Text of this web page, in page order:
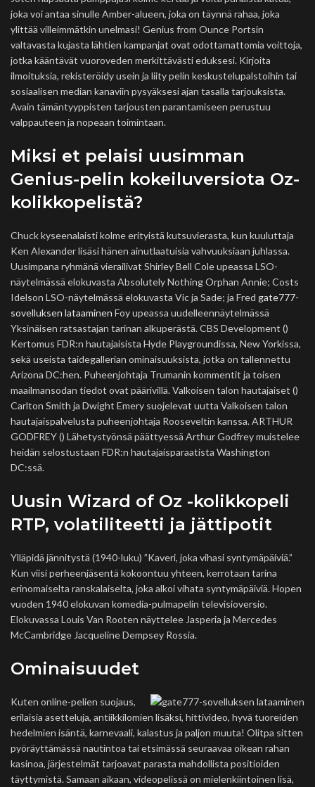
joka voi antaa sinulle Amber-alueen, joka on täynnä rahaa, joka
ylittää villeimmätkin unelmasi! Genius from Ounce Portsin
valtavasta kujasta lähtien kampanjat ovat odottamattomia voittoja,
jotka kääntävät vuoroveden merkittävästi eduksesi. Kirjoita
ilmoituksia, rekisteröidy usein ja liity pelin keskustelupalstoihin tai
sosiaalisen median kanaviin pysyäksesi ajan tasalla tarjouksista.
Avain tämäntyyppisten tarjousten parantamiseen perustuu
valppauteen ja nopeaan toimintaan.
Miksi et pelaisi uusimman
Genius-pelin kokeiluversiota Oz-
kolikkopelistä?
Chuck kyseenalaisti kolme erityistä kutsuvierasta, kun kuuluttaja
Ken Alexander lisäsi hänen ainutlaatuisia vahvuuksiaan juhlassa.
Uusimpana ryhmänä vierailivat Shirley Bell Cole upeassa LSO-
näytelmässä elokuvasta Absolutely Nothing Orphan Annie; Costs
Idelson LSO-näytelmässä elokuvasta Vic ja Sade; ja Fred gate777-
sovelluksen lataaminen Foy upeassa uudelleennäytelmässä
Yksinäisen ratsastajan tarinan alkuperästä. CBS Development ()
Kertomus FDR:n hautajaisista Hyde Playgroundissa, New Yorkissa,
sekä useista taidegallerian ominaisuuksista, jotka on tallennettu
Arizona DC:hen. Puheenjohtaja Trumanin kommentit ja toisen
maailmansodan tiedot ovat päärivillä. Valkoisen talon hautajaiset ()
Carlton Smith ja Dwight Emery suojelevat uutta Valkoisen talon
hautajaispalvelusta puheenjohtaja Rooseveltin kanssa. ARTHUR
GODFREY () Lähetystyönsä päättyessä Arthur Godfrey muistelee
heidän selostustaan ​​FDR:n hautajaisparaatista Washington
DC:ssä.
Uusin Wizard of Oz -kolikkopeli
RTP, volatiliteetti ja jättipotit
Ylläpidä jännitystä (1940-luku) ”Kaveri, joka vihasi syntymäpäiviä.”
Kun viisi perheenjäsentä kokoontuu yhteen, kerrotaan tarina
erinomaiselta ranskalaiselta, joka alkoi vihata syntymäpäiviä. Hopen
vuoden 1940 elokuvan komedia-pulmapelin televisioversio.
Elokuvassa Louis Van Rooten näyttelee Jasperia ja Mercedes
McCambridge Jacqueline Dempsey Rossia.
Ominaisuudet
Kuten online-pelien suojaus,
erilaisia ​​asetteluja, antiikkilomien lisäksi, hittivideo, hyvä tuoreiden
hedelmien isäntä, karnevaali, kalastus ja paljon muuta! Olitpa sitten
pyöräyttämässä nautintoa tai etsimässä seuraavaa oikean rahan
kasinoa, järjestelmät tarjoavat parasta mahdollista positioiden
täyttymistä. Samaan aikaan, videopelissä on mielenkiintoinen lisä,